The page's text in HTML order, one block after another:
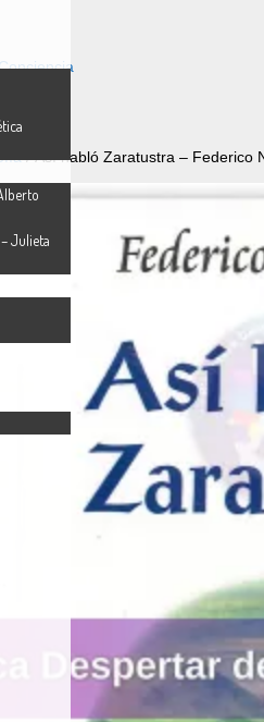
/ Así habló Zaratustra – Federico
Julieta